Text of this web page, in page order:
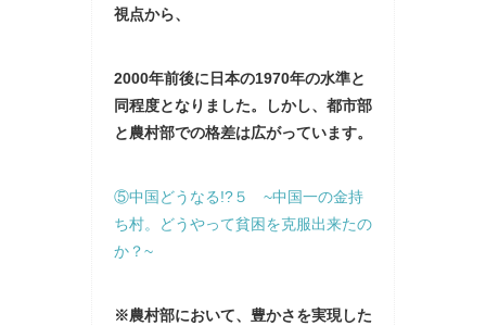
視点から、
2000年前後に日本の1970年の水準と
同程度となりました。しかし、都市部
と農村部での格差は広がっています。
⑤中国どうなる!?５ ~中国一の金持
ち村。どうやって貧困を克服出来たの
か？~
※農村部において、豊かさを実現した